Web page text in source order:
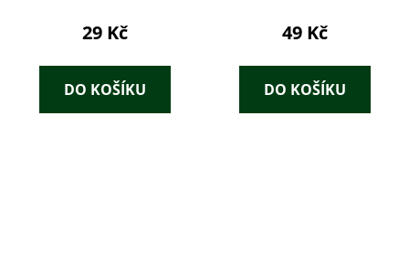
29 Kč
DO KOŠÍKU
49 Kč
DO KOŠÍKU